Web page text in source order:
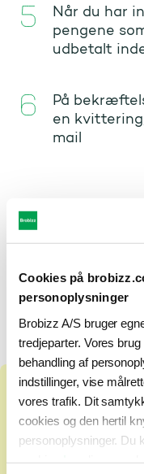
Cookies på
personoplysninger
Brobizz A/S bruger
tredjeparter. Vores
behandling af
indstillinger, vise
vores trafik. Dit
cookies og den hertil
personoplysninger.
Når du har
pengene
udbetalt
På
en
mail
Jeg har ikke
selvbetjening
selvbetjening,
for at få udbetalt
Vær
Dit